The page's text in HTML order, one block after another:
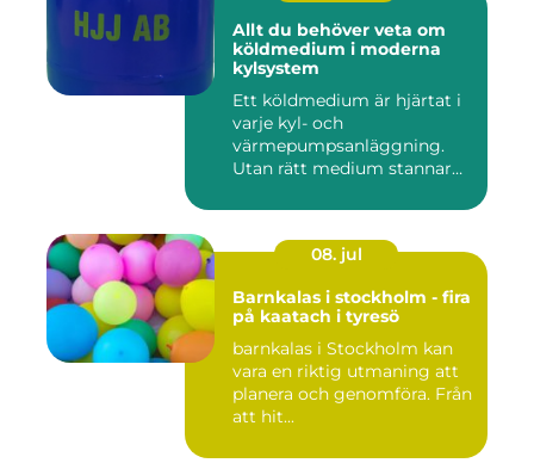
Allt du behöver veta om
köldmedium i moderna
kylsystem
Ett köldmedium är hjärtat i
varje kyl- och
värmepumpsanläggning.
Utan rätt medium stannar
08. jul
Barnkalas i stockholm - fira
på kaatach i tyresö
barnkalas i Stockholm kan
vara en riktig utmaning att
planera och genomföra. Från
att hit...